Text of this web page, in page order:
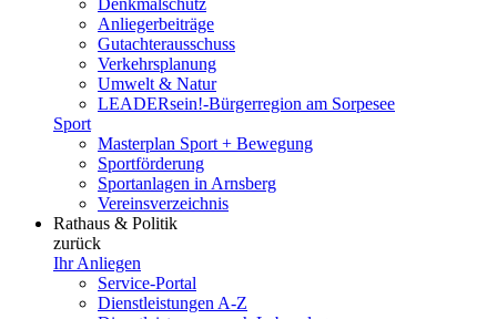
Denkmalschutz
Anliegerbeiträge
Gutachterausschuss
Verkehrsplanung
Umwelt & Natur
LEADERsein!-Bürgerregion am Sorpesee
Sport
Masterplan Sport + Bewegung
Sportförderung
Sportanlagen in Arnsberg
Vereinsverzeichnis
Rathaus & Politik
zurück
Ihr Anliegen
Service-Portal
Dienstleistungen A-Z